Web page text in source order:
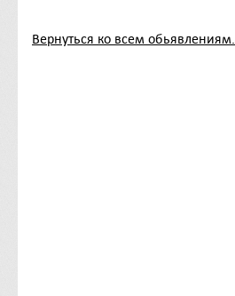
Вернуться ко всем обьявлениям.